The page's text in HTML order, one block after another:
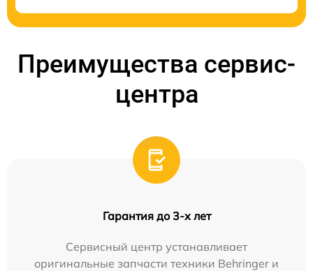
Преимущества сервис-
центра
Гарантия до 3-х лет
Сервисный центр устанавливает
оригинальные запчасти техники Behringer и